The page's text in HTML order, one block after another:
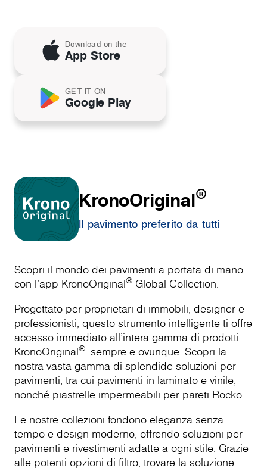
Download on the
App Store
GET IT ON
Google Play
KronoOriginal®
Il pavimento preferito da tutti
Scopri il mondo dei pavimenti a portata di mano
con l'app KronoOriginal® Global Collection.
Progettato per proprietari di immobili, designer e
professionisti, questo strumento intelligente ti offre
accesso immediato all'intera gamma di prodotti
KronoOriginal®: sempre e ovunque. Scopri la
nostra vasta gamma di splendide soluzioni per
pavimenti, tra cui pavimenti in laminato e vinile,
nonché piastrelle impermeabili per pareti Rocko.
Le nostre collezioni fondono eleganza senza
tempo e design moderno, offrendo soluzioni per
pavimenti e rivestimenti adatte a ogni stile. Grazie
alle potenti opzioni di filtro, trovare la soluzione